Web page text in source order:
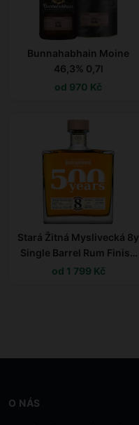
Bunnahabhain Moine
46,3% 0,7l
od 970 Kč
Stará Žitná Myslivecká 8y
Single Barrel Rum Finish
0,7l 40% L.E.
od 1 799 Kč
O NÁS